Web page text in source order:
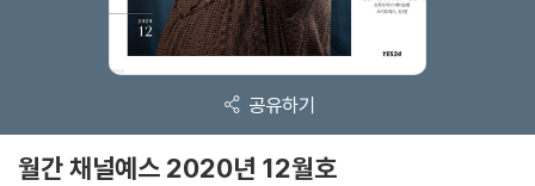
공유하기
월간 채널예스 2020년 12월호